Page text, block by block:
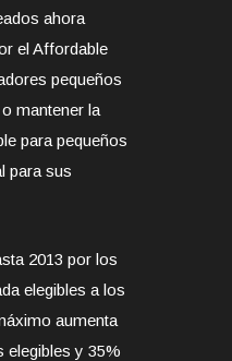
ahora
el Affordable
pequeños
mantener la
para pequeños
para sus
2013 por los
elegibles a los
aumenta
elegibles y 35%